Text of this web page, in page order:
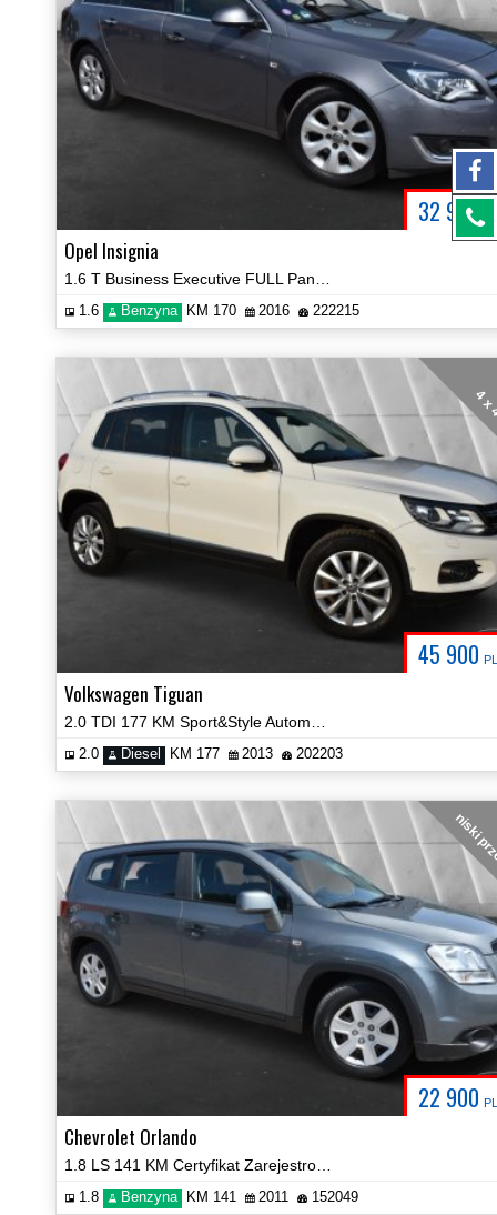
32 900
Opel Insignia
1.6 Benzyna KM 170 2016 222215
45 900
4
Volkswagen Tiguan
2.0 Diesel KM 177 2013 202203
22 900
niski
Chevrolet Orlando
1.8 Benzyna KM 141 2011 152049